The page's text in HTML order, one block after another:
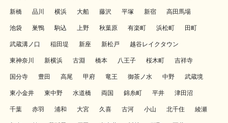
新橋 品川 横浜 大船 藤沢 平塚 新宿 高田馬場
池袋 巣鴨 駒込 上野 秋葉原 有楽町 浜松町 田町
武蔵溝ノ口 稲田堤 新座 新松戸 越谷レイクタウン
東神奈川 新横浜 古淵 橋本 八王子 桜木町 吉祥寺
国分寺 豊田 高尾 甲府 竜王 御茶ノ水 中野 武蔵境
東小金井 東中野 水道橋 両国 錦糸町 平井 津田沼
千葉 赤羽 浦和 大宮 久喜 古河 小山 北千住 綾瀬